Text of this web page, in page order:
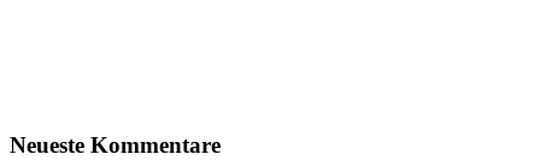
Neueste Kommentare